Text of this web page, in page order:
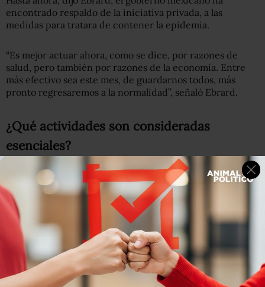
encontrado respaldo de la iniciativa privada, a las
medidas para tratara de contener la epidemia.
“Es mejor actuar ahora, como se dice, por razones de
salud, pero también por razones de la economía. Entre
más efectivo sea este mes, de guardarnos todos, más
pronto regresaremos a la normalidad”, señaló Ebrard.
¿Qué actividades son consideradas
esenciales?
Este lunes el Consejo de Salubridad General aprobó la
declaratoria de emergencia sanitaria por COVID-19 en
México.
Entre las medidas, está
la suspensión inmediata desde el
30 de marzo hasta el 30 de abril de actividades no
esenciales en los sectores público, privado y social.
En la lista de actividades esenciales,según lo informado